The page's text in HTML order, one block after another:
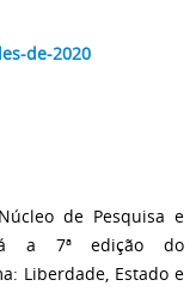
de-2020
de Pesquisa e
a 7ª edição do
Liberdade, Estado e